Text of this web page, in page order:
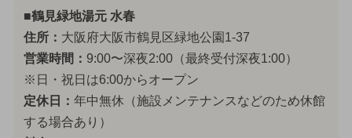
■鶴見緑地湯元 水春
住所： 大阪府大阪市鶴見区緑地公園1-37
営業時間： 9:00〜深夜2:00（最終受付深夜1:00）
※日・祝日は6:00からオープン
定休日： 年中無休（施設メンテナンスなどのため休館
する場合あり）